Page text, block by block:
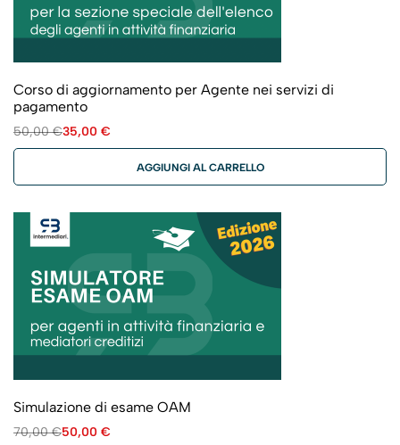
Corso di aggiornamento per Agente nei servizi di
pagamento
50,00€35,00 €
AGGIUNGI AL CARRELLO
Simulazione di esame OAM
70,00€50,00 €